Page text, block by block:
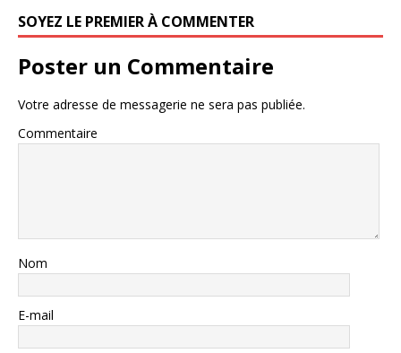
SOYEZ LE PREMIER À COMMENTER
Poster un Commentaire
Votre adresse de messagerie ne sera pas publiée.
Commentaire
Nom
E-mail